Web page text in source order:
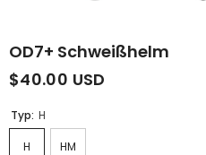
OD7+ Schweißhelm
$40.00 USD
Typ: H
H HM